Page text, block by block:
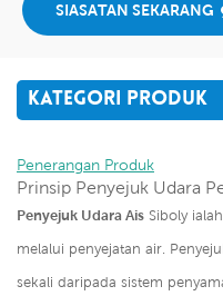
SIASATAN SEKARANG
KATEGORI PRODUK
Penerangan Produk
Prinsip Penyejuk Udara
Penyejuk Udara Ais Siboly
melalui penyejatan air.
sekali daripada sistem